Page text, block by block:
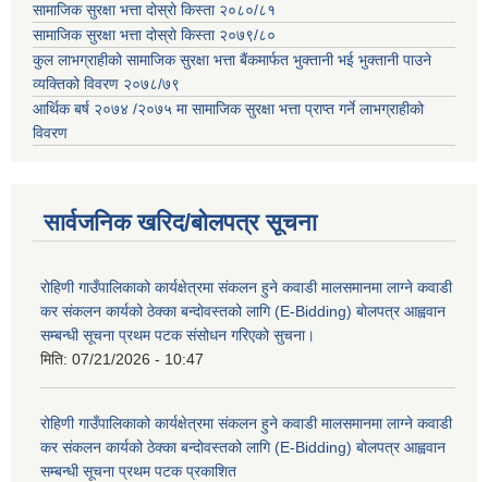
सामाजिक सुरक्षा भत्ता दोस्रो किस्ता २०८०/८१
सामाजिक सुरक्षा भत्ता दोस्रो किस्ता २०७९/८०
कुल लाभग्राहीको सामाजिक सुरक्षा भत्ता बैंकमार्फत भुक्तानी भई भुक्तानी पाउने
व्यक्तिको विवरण २०७८/७९
आर्थिक बर्ष २०७४ /२०७५ मा सामाजिक सुरक्षा भत्ता प्राप्त गर्ने लाभग्राहीको
विवरण
सार्वजनिक खरिद/बोलपत्र सूचना
रोहिणी गाउँपालिकाको कार्यक्षेत्रमा संकलन हुने कवाडी मालसमानमा लाग्ने कवाडी
कर संकलन कार्यको ठेक्का बन्दोवस्तको लागि (E-Bidding) बोलपत्र आह्ववान
सम्बन्धी सूचना प्रथम पटक संसोधन गरिएको सुचना।
मिति: 07/21/2026 - 10:47
रोहिणी गाउँपालिकाको कार्यक्षेत्रमा संकलन हुने कवाडी मालसमानमा लाग्ने कवाडी
कर संकलन कार्यको ठेक्का बन्दोवस्तको लागि (E-Bidding) बोलपत्र आह्ववान
सम्बन्धी सूचना प्रथम पटक प्रकाशित